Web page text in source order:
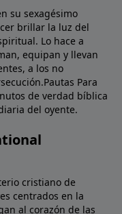
su sexagésimo
brillar la luz del
Lo hace a
equipan y llevan
a los no
Para
de verdad bíblica
del oyente.
cristiano de
centrados en la
al corazón de las